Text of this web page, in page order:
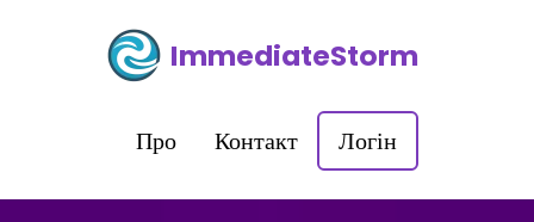
ImmediateStorm
Про Контакт Логін